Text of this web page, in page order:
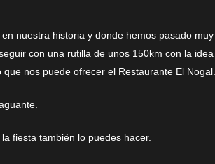
nuestra historia y donde hemos pasado
con una rutilla de unos 150km con la
nos puede ofrecer el Restaurante El Nogal.
fiesta también lo puedes hacer.